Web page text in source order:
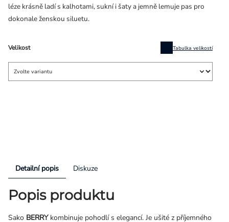
Velikost Tabulka velikostí
léze krásně ladí s kalhotami, sukní i šaty a jemně lemuje pas pro
dokonale ženskou siluetu.
Detailní popis Diskuze
Popis produktu
Sako BERRYkombinuje pohodlí s elegancí. Je ušité z příjemného